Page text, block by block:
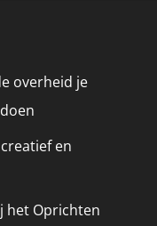
overheid je
en
het Oprichten